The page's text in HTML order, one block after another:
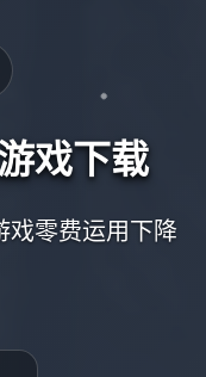
戏下载
戏零费运用下降